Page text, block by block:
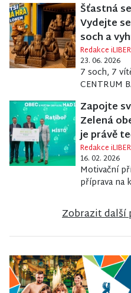
Šťastná
Vydejte
soch a
Redakce
23. 06. 2026
7 soch, 7
CENTRUM
Zapojte
Zelená
je právě
Redakce
16. 02. 2026
Motivační
příprava na
Zobrazit další